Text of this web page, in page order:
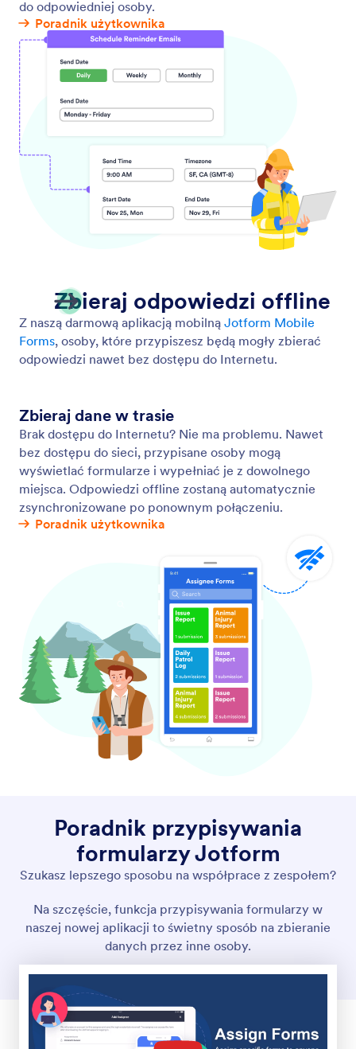
Poradnik użytkownika
Pomoc
Jotform Academy
Webinary
Podcasts
Usługi Profesjonalne
Zgłoś nadużycie
Zgłoś naruszenie prawa
Dla prasy
W mediach
Newslettery
Partnerzy
Blog
Historie klientów
Aplikacje
Jotform is the easiest online form builder with powerful forms
that get it done, trusted by over 35 million users worldwide,
featuring 20,000+ form templates, 150+ integrations, and drag-
and-drop functionality that streamline data collection,
payments, and workflows, engineered for businesses requiring
professional forms without coding.
© 2026 Jotform Inc. The name "Jotform" and the Jotform
logo are registered trademarks of Jotform Inc.
Regulamin
Polityka prywatności